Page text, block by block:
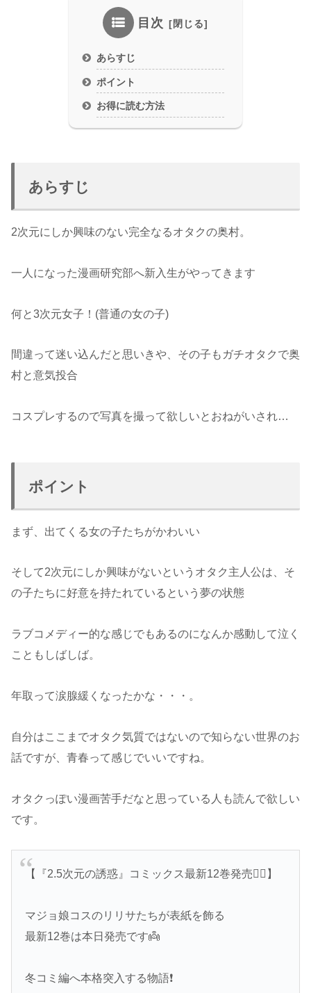
目次
あらすじ
ポイント
お得に読む方法
あらすじ
2次元にしか興味のない完全なるオタクの奥村。
一人になった漫画研究部へ新入生がやってきます
何と3次元女子！(普通の女の子)
間違って迷い込んだと思いきや、その子もガチオタクで奥
村と意気投合
コスプレするので写真を撮って欲しいとおねがいされ…
ポイント
まず、出てくる女の子たちがかわいい
そして2次元にしか興味がないというオタク主人公は、そ
の子たちに好意を持たれているという夢の状態
ラブコメディー的な感じでもあるのになんか感動して泣く
こともしばしば。
年取って涙腺緩くなったかな・・・。
自分はここまでオタク気質ではないので知らない世界のお
話ですが、青春って感じでいいですね。
オタクっぽい漫画苦手だなと思っている人も読んで欲しい
です。
【『2.5次元の誘惑』コミックス最新12巻発売🧙‍♀️】
マジョ娘コスのリリサたちが表紙を飾る
最新12巻は本日発売です👼
冬コミ編へ本格突入する物語❗️